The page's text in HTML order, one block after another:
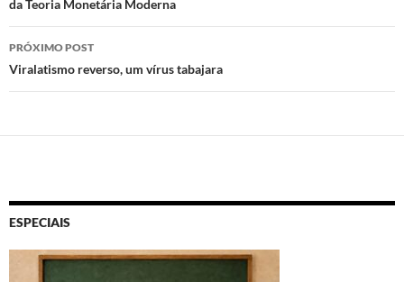
posts
da Teoria Monetária Moderna
PRÓXIMO POST
Viralatismo reverso, um vírus tabajara
ESPECIAIS